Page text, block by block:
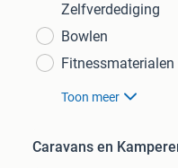
Zelfverdediging
Bowlen
Fitnessmaterialen
Toon meer
Caravans en